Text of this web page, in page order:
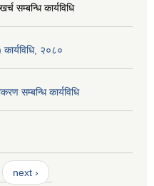
सम्बन्धि कार्यविधि
२०८०
सम्बन्धि कार्यविधि
next ›